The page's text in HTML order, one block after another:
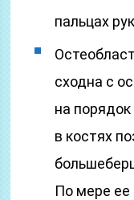
пальцах
сходна с
на
в костях
По мере ее